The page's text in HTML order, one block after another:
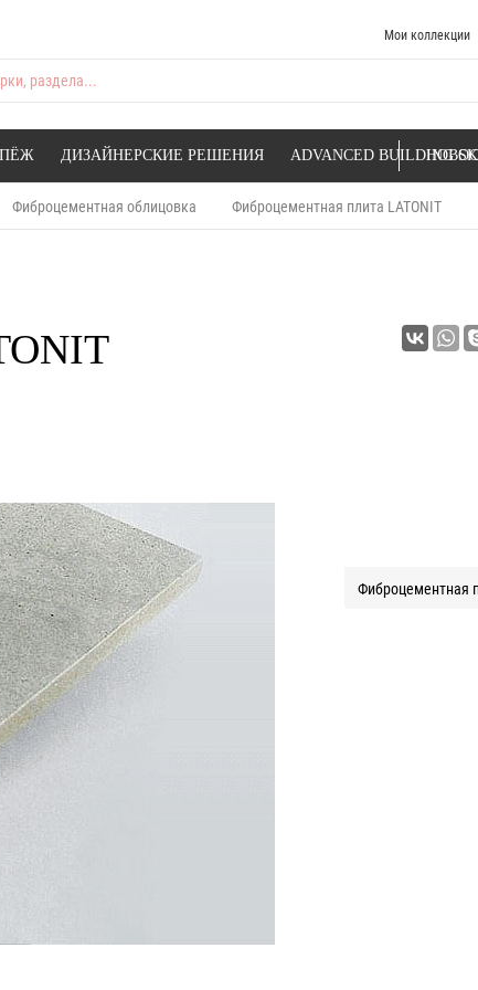
Мои коллекции
раздела...
ДИЗАЙНЕРСКИЕ РЕШЕНИЯ ADVANCED BUILDING
Фиброцементная облицовка Фиброцементная плита LATONIT
Фиброцементная